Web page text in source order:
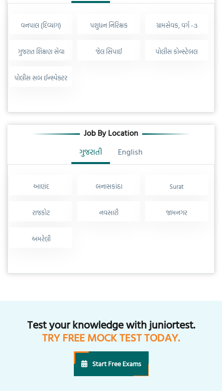
વનપાલ (દિવ્યાંગ) પશુધન નિરિક્ષક ગ્રામસેવક, વર્ગ -૩
ગુજરાત શિક્ષણ સેવા જેલ સિપાઈ પોલીસ કોન્સ્ટેબલ
પોલીસ સબ ઈન્સ્પેક્ટર
Job By Location
ગુજરાતી
English
આણંદ બનાસકાંઠા Surat
રાજકોટ નવસારી જામનગર
અમરેલી
Test your knowledge with juniortest.
TRY FREE MOCK TEST TODAY.
Start Free Exams